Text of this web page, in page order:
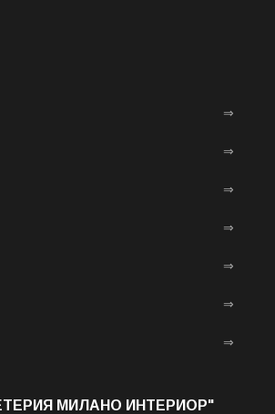
⇒
⇒
⇒
⇒
⇒
⇒
⇒
МИЛАНО ИНТЕРИОР"